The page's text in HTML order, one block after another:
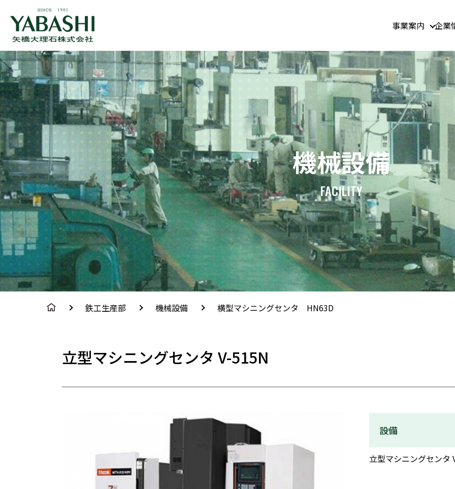
事業案内 企業
機械設備
FACILITY
鉄工生産部 機械設備 横型マシニングセンタ HN63D
立型マシニングセンタ V-515N
設備
立型マシニングセンタ